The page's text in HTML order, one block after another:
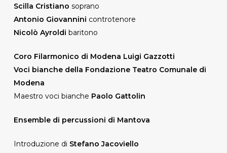
Scilla Cristiano soprano
Antonio Giovannini controtenore
Nicolò Ayroldi baritono
Coro Filarmonico di Modena Luigi Gazzotti
Voci bianche della Fondazione Teatro Comunale di
Modena
Maestro voci bianche Paolo Gattolin
Ensemble di percussioni di Mantova
Introduzione di Stefano Jacoviello